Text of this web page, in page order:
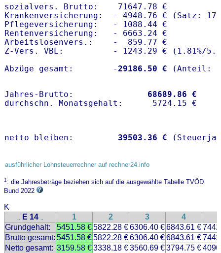
sozialvers. Brutto:    71647.78 €
Krankenversicherung:  - 4948.76 € (Satz:
Pflegeversicherung:   - 1088.44 €
Rentenversicherung:   - 6663.24 €
Arbeitslosenvers.:    -  859.77 €
Z-Vers. VBL:          - 1243.29 € ( 1.81%/
Abzüge gesamt:        -29186.50 €
Jahres-Brutto: 68689.86 €
netto bleiben: 39503.36 €
ausführlicher Lohnsteuerrechner auf rechner24.info
1: die Jahresbeträge beziehen sich auf die ausgewählte Tabelle TVÖD
Bund 2022
K
.. E 14 .. 1 2 3 4
Grundgehalt:
5451.58 €5822.28 €6306.40 €6843.61 €
Brutto gesamt: 5451.58 €5822.28 €6306.40 €6843.61 €
Netto gesamt: 3159.58 €3338.18 €3560.69 €3794.75 €